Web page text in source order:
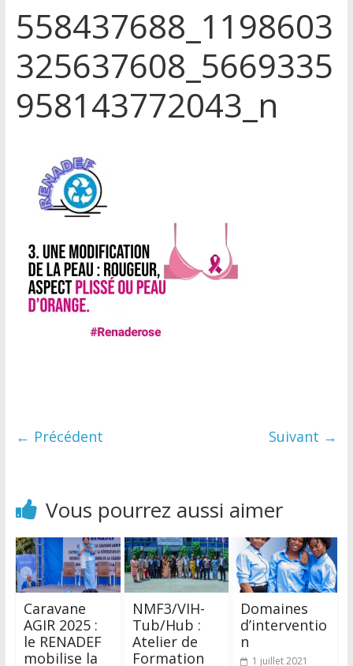
558437688_1198603
325637608_5669335
958143772043_n
← Précédent Suivant →
Vous pourrez aussi aimer
Caravane
AGIR 2025 :
le RENADEF
mobilise la
NMF3/VIH-
Tub/Hub :
Atelier de
Formation
Domaines
d’interventio
n
1 juillet 2021